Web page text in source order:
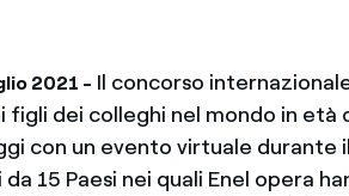
2021 - Il concorso
figli dei colleghi nel mondo in età
con un evento virtuale durante
15 Paesi nei quali Enel opera